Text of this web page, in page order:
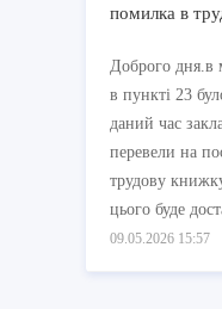
помилка в
Доброго дня.в
в пункті 23
даний час
перевели на
трудову
цього буде
09.05.2026 15:57